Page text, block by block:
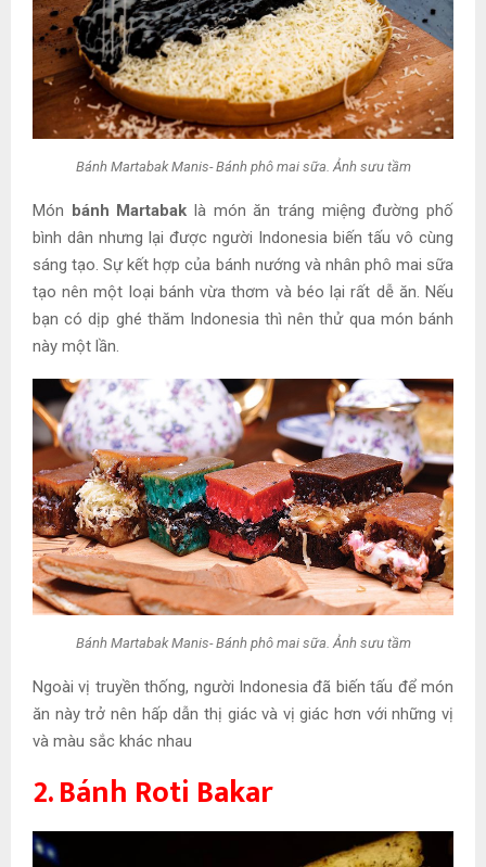
Bánh Martabak Manis- Bánh phô mai sữa. Ảnh sưu tầm
Món bánh Martabak là món ăn tráng miệng đường phố
bình dân nhưng lại được người Indonesia biến tấu vô cùng
sáng tạo. Sự kết hợp của bánh nướng và nhân phô mai sữa
tạo nên một loại bánh vừa thơm và béo lại rất dễ ăn. Nếu
bạn có dịp ghé thăm Indonesia thì nên thử qua món bánh
này một lần.
Bánh Martabak Manis- Bánh phô mai sữa. Ảnh sưu tầm
Ngoài vị truyền thống, người Indonesia đã biến tấu để món
ăn này trở nên hấp dẫn thị giác và vị giác hơn với những vị
và màu sắc khác nhau
2. Bánh Roti Bakar